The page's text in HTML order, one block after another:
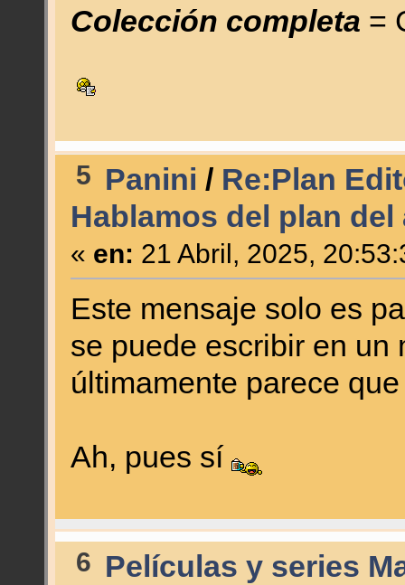
Colección completa =
5 Panini / Re:Plan
Hablamos del plan del
« en: 21 Abril, 2025,
Este mensaje solo es
se puede escribir en un
últimamente parece
Ah, pues sí
6 Películas y series